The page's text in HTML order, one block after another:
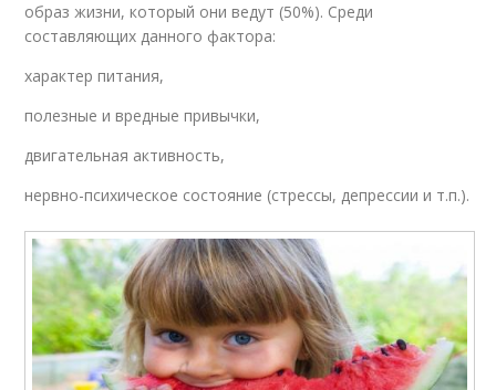
образ жизни, который они ведут (50%). Среди
составляющих данного фактора:
характер питания,
полезные и вредные привычки,
двигательная активность,
нервно-психическое состояние (стрессы, депрессии и т.п.).